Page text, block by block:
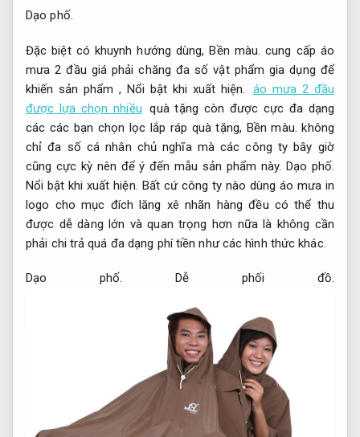
Dạo phố.
Đặc biệt có khuynh hướng dùng,Bền màu. cung cấp áo
mưa 2 đầu giá phải chăng đa số vật phẩm gia dụng để
khiến sản phẩm , Nổi bật khi xuất hiện.
áo mưa 2 đầu
được lựa chọn nhiều quà tặng còn được cực đa dạng
các các bạn chọn lọc lắp ráp quà tặng, Bền màu. không
chỉ đa số cá nhân chủ nghĩa mà các công ty bây giờ
cũng cực kỳ nên để ý đến mẫu sản phẩm này. Dạo phố.
Nổi bật khi xuất hiện. Bất cứ công ty nào dùng áo mưa in
logo cho mục đích lăng xê nhãn hàng đều có thể thu
được dễ dàng lớn và quan trọng hơn nữa là không cần
phải chi trả quá đa dạng phí tiền như các hình thức khác.
Dạo phố. Dễ phối đồ.